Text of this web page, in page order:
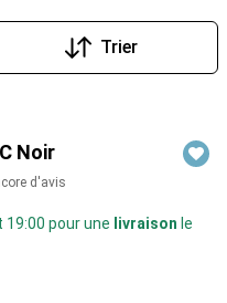
Trier
Noir
d'avis
pour une livraison le